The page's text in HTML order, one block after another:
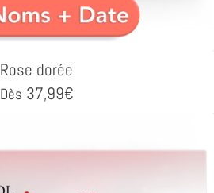
Rose dorée
Dès 37,99€